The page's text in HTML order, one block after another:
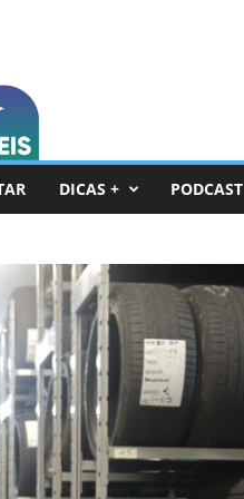
DICAS + PODCAST